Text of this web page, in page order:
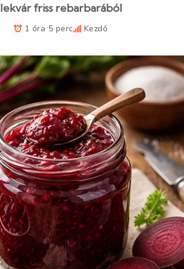
lekvár friss rebarbarából
1 óra 5 perc Kezdő